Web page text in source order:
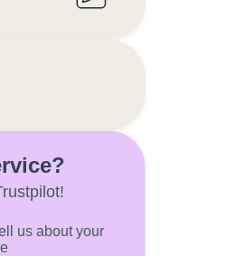
us about your